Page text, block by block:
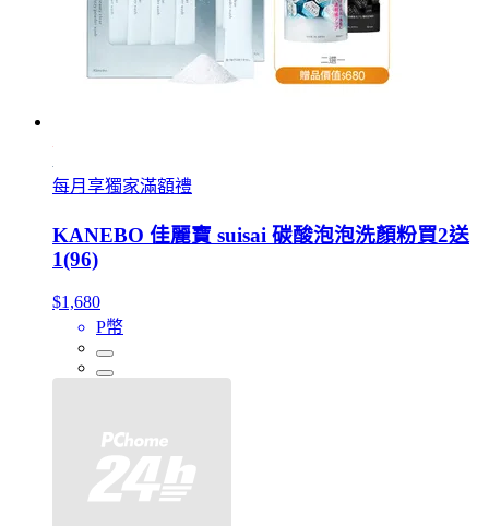
每月享獨家滿額禮
KANEBO 佳麗寶 suisai 碳酸泡泡洗顏粉買2送
1(96)
$1,680
P幣